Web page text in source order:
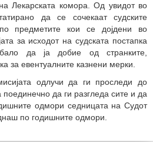
Лекарската комора. Од увидот во
да се сочекаат судските
предметите кои се дојдени во
за исходот на судската постапка
да ја добие од странките,
за евентуалните казнени мерки.
одлучи да ги проследи до
поединечно да ги разгледа сите и да
одмори седницата на Судот
по годишните одмори.